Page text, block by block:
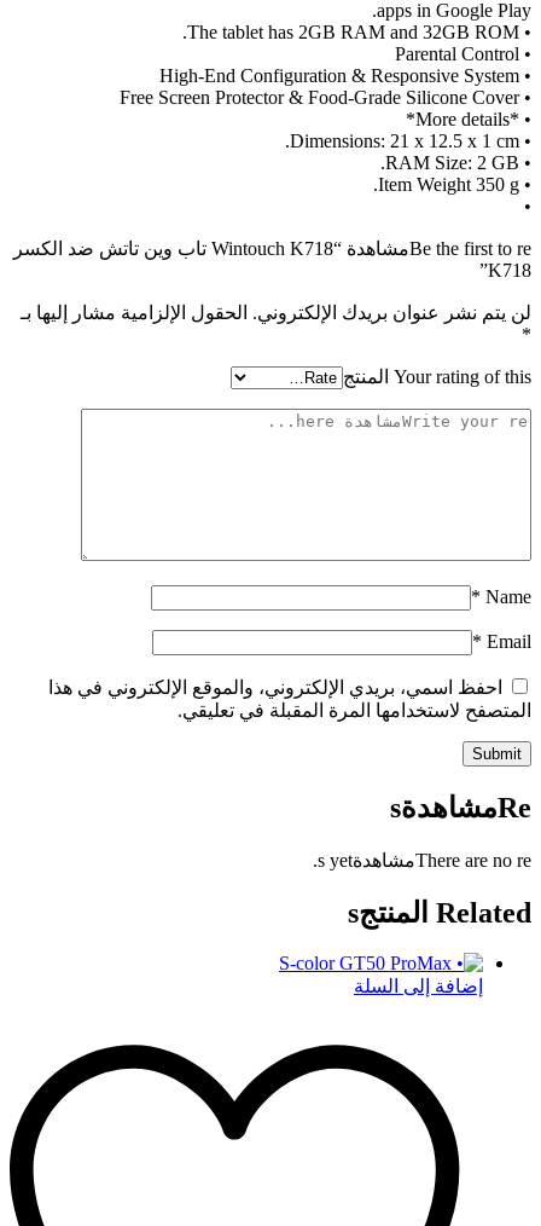
apps in Google Play.
• The tablet has 2GB RAM and 32GB ROM.
• Parental Control
• High-End Configuration & Responsive System
• Free Screen Protector & Food-Grade Silicone Cover
• *More details*
• Dimensions: ‎21 x 12.5 x 1 cm.
• RAM Size: 2 GB.
• Item Weight ‎350 g.
•
Be the first to reمشاهدة “Wintouch K718 تاب وين تاتش ضد الكسر
K718”
لن يتم نشر عنوان بريدك الإلكتروني. الحقول الإلزامية مشار إليها بـ
*
Your rating of this المنتج
Name
*
Email
*
احفظ اسمي، بريدي الإلكتروني، والموقع الإلكتروني في هذا
المتصفح لاستخدامها المرة المقبلة في تعليقي.
Reمشاهدةs
There are no reمشاهدةs yet.
Related المنتجs
إضافة إلى السلة